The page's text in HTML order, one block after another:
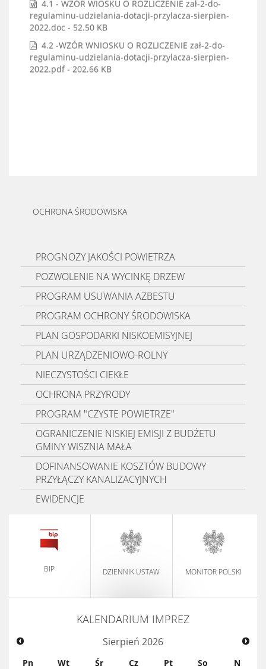
4.1 - WZÓR WIOSKU O ROZLICZENIE zał-2-do-
regulaminu-udzielania-dotacji-przylacza-sierpien-
2022.doc - 52.50 KB
4.2 -WZÓR WNIOSKU O ROZLICZENIE zał-2-do-
regulaminu-udzielania-dotacji-przylacza-sierpien-
2022.pdf - 202.66 KB
OCHRONA ŚRODOWISKA
PROGNOZY JAKOŚCI POWIETRZA
POZWOLENIE NA WYCINKĘ DRZEW
PROGRAM USUWANIA AZBESTU
PROGRAM OCHRONY ŚRODOWISKA
PLAN GOSPODARKI NISKOEMISYJNEJ
PLAN URZĄDZENIOWO-ROLNY
NIECZYSTOŚCI CIEKŁE
OCHRONA PRZYRODY
PROGRAM "CZYSTE POWIETRZE"
OGRANICZENIE NISKIEJ EMISJI Z BUDŻETU
GMINY WISZNIA MAŁA
DOFINANSOWANIE KOSZTÓW BUDOWY
PRZYŁĄCZY KANALIZACYJNYCH
EWIDENCJE
BIP DZIENNIK USTAW MONITOR POLSKI
KALENDARIUM IMPREZ
Sierpień 2026
Pn Wt Śr Cz Pt So
N